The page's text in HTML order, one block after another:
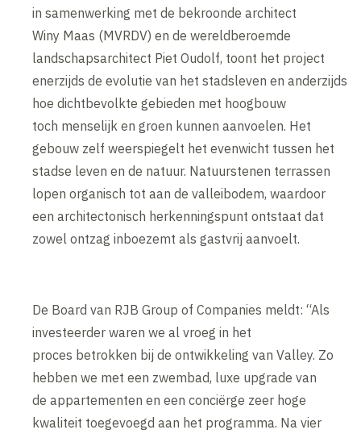
in samenwerking met de bekroonde architect
Winy Maas (MVRDV) en de wereldberoemde
landschapsarchitect Piet Oudolf, toont het project
enerzijds de evolutie van het stadsleven en anderzijds
hoe dichtbevolkte gebieden met hoogbouw
toch menselijk en groen kunnen aanvoelen. Het
gebouw zelf weerspiegelt het evenwicht tussen het
stadse leven en de natuur. Natuurstenen terrassen
lopen organisch tot aan de valleibodem, waardoor
een architectonisch herkenningspunt ontstaat dat
zowel ontzag inboezemt als gastvrij aanvoelt.
De Board van RJB Group of Companies meldt: “Als
investeerder waren we al vroeg in het
proces betrokken bij de ontwikkeling van Valley. Zo
hebben we met een zwembad, luxe upgrade van
de appartementen en een conciërge zeer hoge
kwaliteit toegevoegd aan het programma. Na vier